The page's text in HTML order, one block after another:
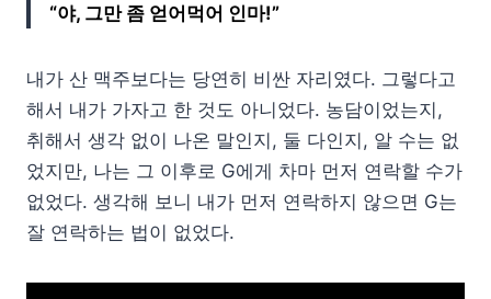
“야, 그만 좀 얻어먹어 인마!”
내가 산 맥주보다는 당연히 비싼 자리였다. 그렇다고
해서 내가 가자고 한 것도 아니었다. 농담이었는지,
취해서 생각 없이 나온 말인지, 둘 다인지, 알 수는 없
었지만, 나는 그 이후로 G에게 차마 먼저 연락할 수가
없었다. 생각해 보니 내가 먼저 연락하지 않으면 G는
잘 연락하는 법이 없었다.